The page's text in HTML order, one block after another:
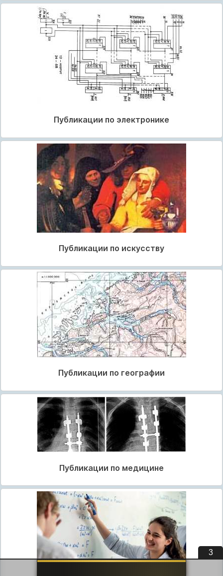
Публикации по электронике
Публикации по искусству
Публикации по географии
Публикации по медицине
3